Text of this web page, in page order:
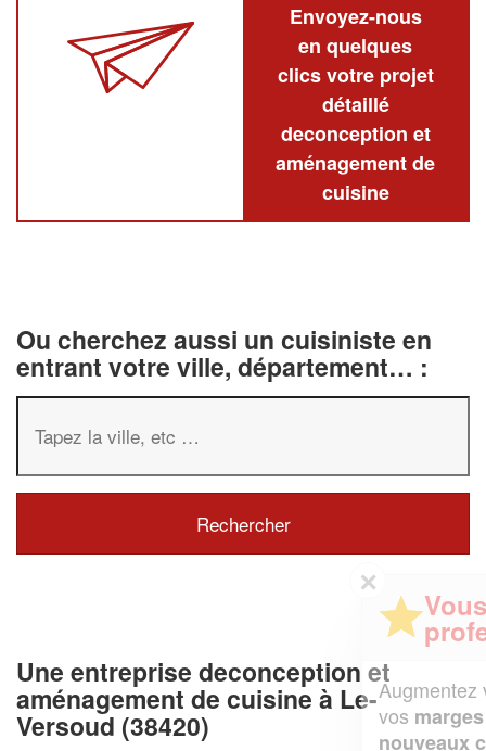
Envoyez-nous
en quelques
clics votre projet
détaillé
deconception et
aménagement de
cuisine
Ou cherchez aussi un cuisiniste en
entrant votre ville, département… :
Une entreprise deconception et
aménagement de cuisine à Le-
Versoud (38420)
Augmentez votrechiffre d'affaireset
vosmargestout en gagnant de
nouveaux clients